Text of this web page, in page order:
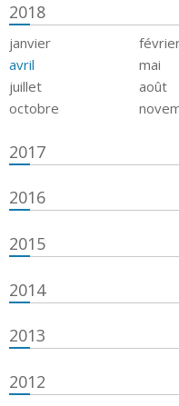
2018
janvier
avril
mai
juillet
août
octobre
2017
2016
2015
2014
2013
2012